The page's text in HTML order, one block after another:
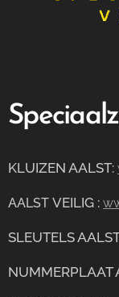
KLUIZEN AALST:
AALST VEILIG :
SLEUTELS
NUMMERPLAAT